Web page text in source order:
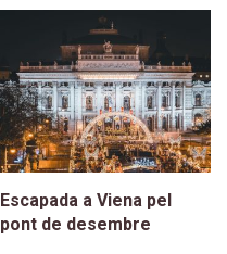
Escapada a Viena pel
pont de desembre